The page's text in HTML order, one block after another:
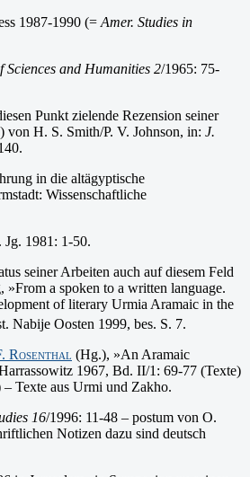
1987-1990 (= Amer. Studies in
Sciences and Humanities 2/1965: 75-
Punkt zielende Rezension seiner
von H. S. Smith/P. V. Johnson, in: J.
in die altägyptische
Wissenschaftliche
Jg. 1981: 1-50.
seiner Arbeiten auch auf diesem Feld
a spoken to a written language.
of literary Urmia Aramaic in the
Nabije Oosten 1999, bes. S. 7.
Rosenthal (Hg.), »An Aramaic
1967, Bd. II/1: 69-77 (Texte)
Texte aus Urmi und Zakho.
16/1996: 11-48 – postum von O.
Notizen dazu sind deutsch